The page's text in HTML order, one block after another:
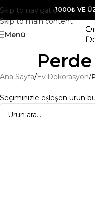
Skip to navigation
Skip to main content
1000₺ VE
Menü
Perde
Ana Sayfa/Ev Dekorasyon/
Seçiminizle eşleşen ürün